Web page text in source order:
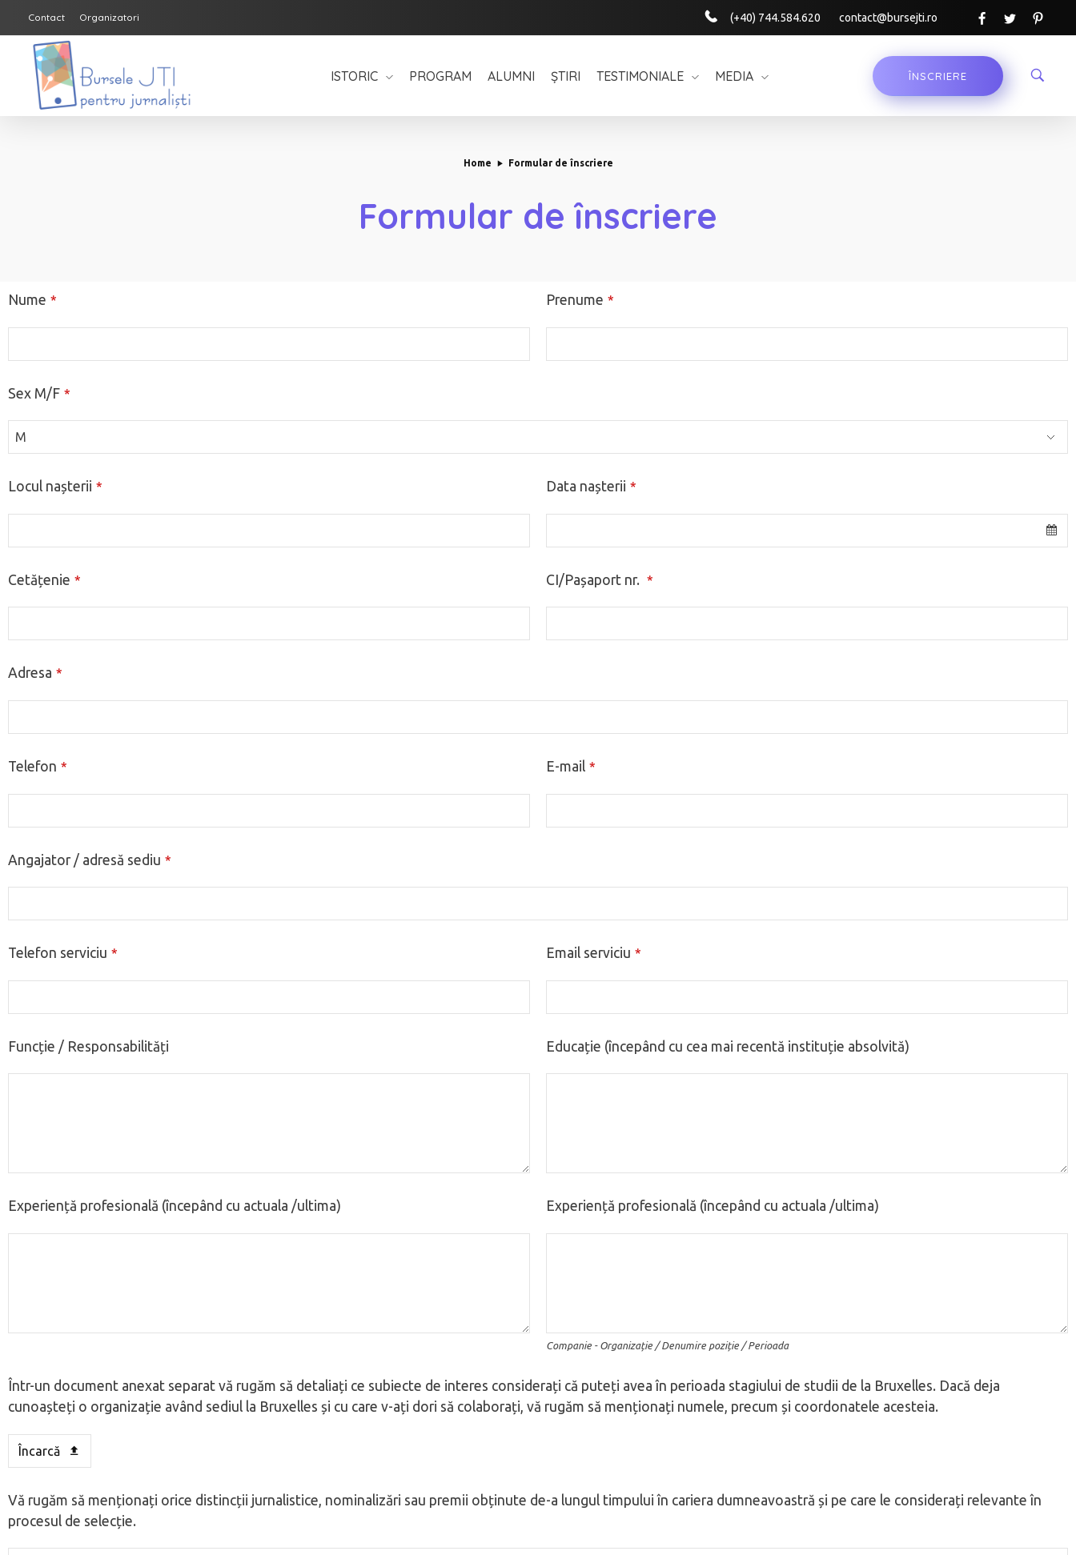
Contact Organizatori (+40) 744.584.620 contact@bursejti.ro
ÎNSCRIERE
ISTORIC PROGRAM ALUMNI ȘTIRI TESTIMONIALE MEDIA
Home Formular de înscriere
Formular de înscriere
Nume * Prenume *
Sex M/F *
Locul nașterii *
Cetățenie *
Data nașterii *
CI/Pașaport nr. *
Adresa *
Telefon * E-mail *
Angajator / adresă sediu *
Telefon serviciu * Email serviciu *
Funcție / Responsabilități
Experiență profesională (începând cu actuala /ultima)
Educație (începând cu cea mai recentă instituție absolvită)
Experiență profesională (începând cu actuala /ultima)
Companie - Organizație / Denumire poziție / Perioada
Într-un document anexat separat vă rugăm să detaliați ce subiecte de interes considerați că puteți avea în perioada stagiului de studii de la Bruxelles. Dacă deja
cunoașteți o organizație având sediul la Bruxelles și cu care v-ați dori să colaborați, vă rugăm să menționați numele, precum și coordonatele acesteia.
Încarcă
Vă rugăm să menționați orice distincții jurnalistice, nominalizări sau premii obținute de-a lungul timpului în cariera dumneavoastră și pe care le considerați relevante în
procesul de selecție.